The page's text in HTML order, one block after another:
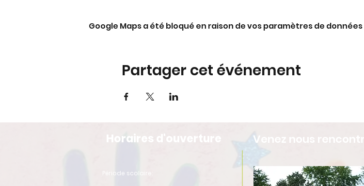
Google Maps a été bloqué en raison de vos paramètres de
Partager cet événement
Horaires d'ouverture Venez nous
​Période scolaire: